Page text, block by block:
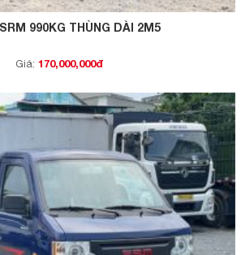
990KG THÙNG DÀI 2M5
Giá: 170,000,000đ